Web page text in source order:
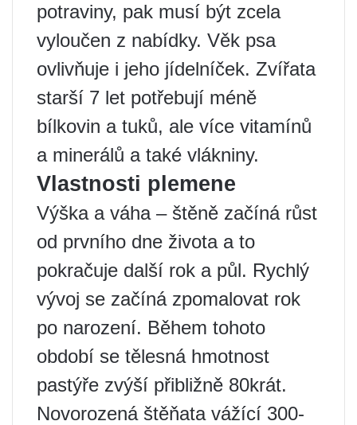
potraviny, pak musí být zcela
vyloučen z nabídky. Věk psa
ovlivňuje i jeho jídelníček. Zvířata
starší 7 let potřebují méně
bílkovin a tuků, ale více vitamínů
a minerálů a také vlákniny.
Vlastnosti plemene
Výška a váha – štěně začíná růst
od prvního dne života a to
pokračuje další rok a půl. Rychlý
vývoj se začíná zpomalovat rok
po narození. Během tohoto
období se tělesná hmotnost
pastýře zvýší přibližně 80krát.
Novorozená štěňata vážící 300-